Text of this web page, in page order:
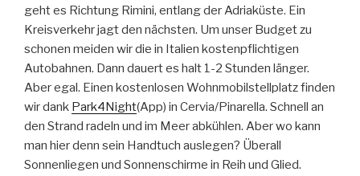
geht es Richtung Rimini, entlang der Adriaküste. Ein
Kreisverkehr jagt den nächsten. Um unser Budget zu
schonen meiden wir die in Italien kostenpflichtigen
Autobahnen. Dann dauert es halt 1-2 Stunden länger.
Aber egal. Einen kostenlosen Wohnmobilstellplatz finden
wir dank Park4Night(App) in Cervia/Pinarella. Schnell an
den Strand radeln und im Meer abkühlen. Aber wo kann
man hier denn sein Handtuch auslegen? Überall
Sonnenliegen und Sonnenschirme in Reih und Glied.